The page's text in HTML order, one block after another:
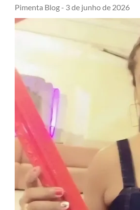
Pimenta Blog - 3 de junho de 2026